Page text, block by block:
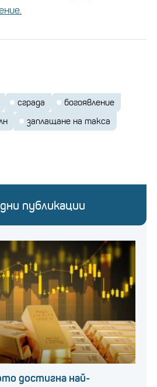
сграда
богоявление
заплащане на такса
публикации
достигна най-